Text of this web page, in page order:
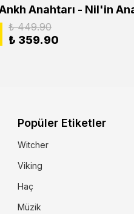
₺ 449.90
₺ 359.90
Popüler Etiketler
Witcher
Viking
Haç
Müzik